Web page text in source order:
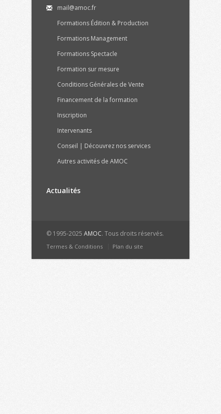
mail@amoc.fr
Formations Édition & Production
Formations Management
Formations Spectacle
Formation sur mesure
Conditions Générales de Vente
Financement de la formation
Inscription
Intervenants
Conseil | Découvrez nos services
Autres activités de AMOC
Actualités
© 1995-2025 AMOC. Tous droits réservés.
Termes & Conditions Plan du site